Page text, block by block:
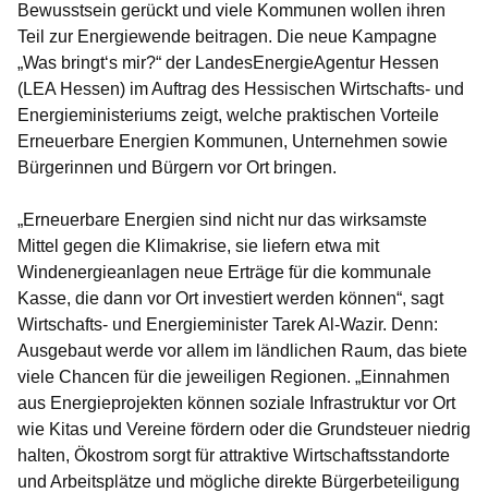
Bewusstsein gerückt und viele Kommunen wollen ihren
Teil zur Energiewende beitragen. Die neue Kampagne
„Was bringt‘s mir?“ der LandesEnergieAgentur Hessen
(LEA Hessen) im Auftrag des Hessischen Wirtschafts- und
Energieministeriums zeigt, welche praktischen Vorteile
Erneuerbare Energien Kommunen, Unternehmen sowie
Bürgerinnen und Bürgern vor Ort bringen.
„Erneuerbare Energien sind nicht nur das wirksamste
Mittel gegen die Klimakrise, sie liefern etwa mit
Windenergieanlagen neue Erträge für die kommunale
Kasse, die dann vor Ort investiert werden können“, sagt
Wirtschafts- und Energieminister Tarek Al-Wazir. Denn:
Ausgebaut werde vor allem im ländlichen Raum, das biete
viele Chancen für die jeweiligen Regionen. „Einnahmen
aus Energieprojekten können soziale Infrastruktur vor Ort
wie Kitas und Vereine fördern oder die Grundsteuer niedrig
halten, Ökostrom sorgt für attraktive Wirtschaftsstandorte
und Arbeitsplätze und mögliche direkte Bürgerbeteiligung